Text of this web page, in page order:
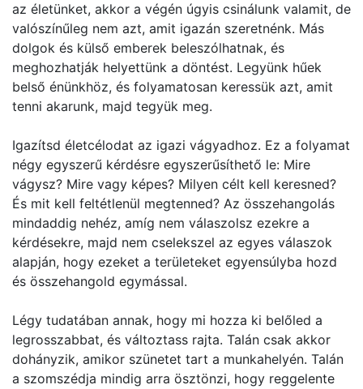
az életünket, akkor a végén úgyis csinálunk valamit, de
valószínűleg nem azt, amit igazán szeretnénk. Más
dolgok és külső emberek beleszólhatnak, és
meghozhatják helyettünk a döntést. Legyünk hűek
belső énünkhöz, és folyamatosan keressük azt, amit
tenni akarunk, majd tegyük meg.
Igazítsd életcélodat az igazi vágyadhoz. Ez a folyamat
négy egyszerű kérdésre egyszerűsíthető le: Mire
vágysz? Mire vagy képes? Milyen célt kell keresned?
És mit kell feltétlenül megtenned? Az összehangolás
mindaddig nehéz, amíg nem válaszolsz ezekre a
kérdésekre, majd nem cselekszel az egyes válaszok
alapján, hogy ezeket a területeket egyensúlyba hozd
és összehangold egymással.
Légy tudatában annak, hogy mi hozza ki belőled a
legrosszabbat, és változtass rajta. Talán csak akkor
dohányzik, amikor szünetet tart a munkahelyén. Talán
a szomszédja mindig arra ösztönzi, hogy reggelente